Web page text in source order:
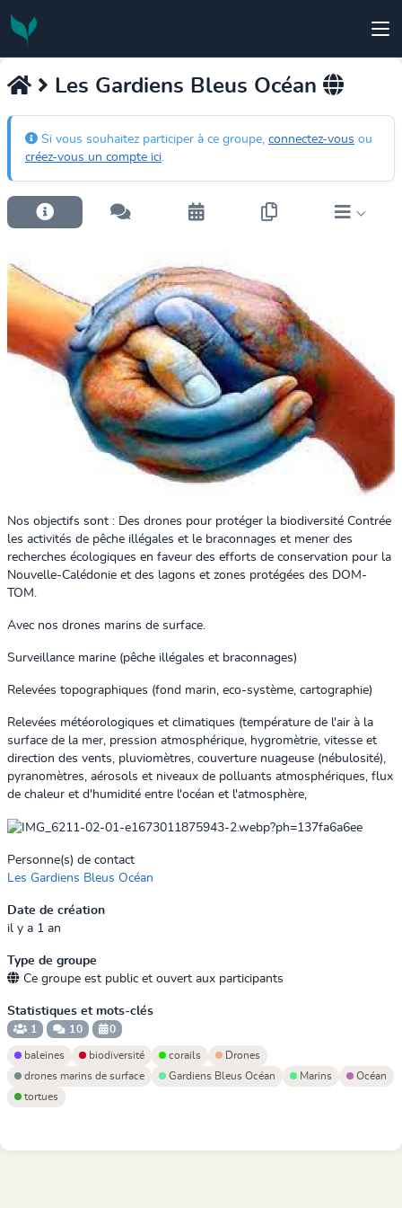
Les Gardiens Bleus Océan
Si vous souhaitez participer à ce groupe, connectez-vous ou
créez-vous un compte ici.
Nos objectifs sont : Des drones pour protéger la biodiversité Contrée
les activités de pêche illégales et le braconnages et mener des
recherches écologiques en faveur des efforts de conservation pour la
Nouvelle-Calédonie et des lagons et zones protégées des DOM-
TOM.
Avec nos drones marins de surface.
Surveillance marine (pêche illégales et braconnages)
Relevées topographiques (fond marin, eco-système, cartographie)
Relevées météorologiques et climatiques (température de l'air à la
surface de la mer, pression atmosphérique, hygromètrie, vitesse et
direction des vents, pluviomètres, couverture nuageuse (nébulosité),
pyranomètres, aérosols et niveaux de polluants atmosphériques, flux
de chaleur et d'humidité entre l'océan et l'atmosphère,
Personne(s) de contact
Les Gardiens Bleus Océan
Date de création
il y a 1 an
Type de groupe
Ce groupe est public et ouvert aux participants
Statistiques et mots-clés
1 10 0
baleines biodiversité corails
Drones
drones marins de surface
Gardiens Bleus Océan Marins
Océan
tortues